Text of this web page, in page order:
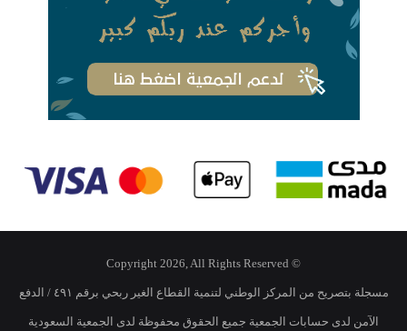
© Copyright 2026, All Rights Reserved
مسجلة بتصريح من المركز الوطني لتنمية القطاع الغير ربحي برقم ٤٩١ / الدفع
الآمن لدى حسابات الجمعية جميع الحقوق محفوظة لدى الجمعية السعودية